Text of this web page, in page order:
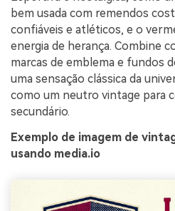
bem usada com remendos
confiáveis e atléticos, e o
energia de herança. Combine
marcas de emblema e fundos
uma sensação clássica da
como um neutro vintage para
secundário.
Exemplo de imagem de
usando media.io